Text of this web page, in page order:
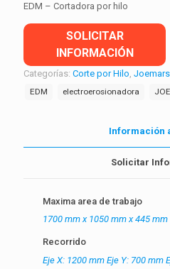
EDM – Cortadora por hilo
SOLICITAR
INFORMACIÓN
Categorías: Corte por Hilo, Joemars
EDM
electroerosionadora
Información
Solicitar
Maxima area de trabajo
1700 mm x 1050 mm x 445 mm
Recorrido
Eje X: 1200 mm Eje Y: 700 mm